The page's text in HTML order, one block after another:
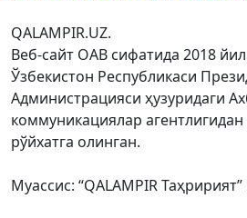
QALAMPIR.UZ.
Веб-сайт ОАВ сифатида 2018
Ўзбекистон Республикаси
Администрацияси ҳузуридаги
коммуникациялар
рўйхатга олинган.
Муассис: “QALAMPIR